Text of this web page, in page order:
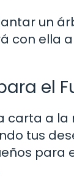
un
con ella
el
carta a la
tus
para